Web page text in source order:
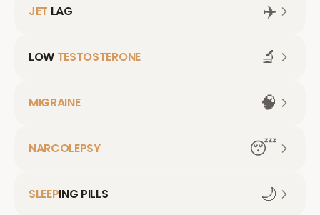
JET LAG ✈️
LOW TESTOSTERONE 🔬
MIGRAINE 🧠
NARCOLEPSY 😴
SLEEPING PILLS 🌙